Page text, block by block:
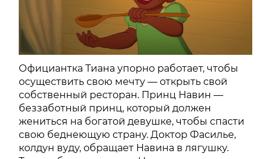
Официантка Тиана упорно работает, чтобы
осуществить свою мечту — открыть свой
собственный ресторан. Принц Навин —
беззаботный принц, который должен
жениться на богатой девушке, чтобы спасти
свою беднеющую страну. Доктор Фасилье,
колдун вуду, обращает Навина в лягушку.